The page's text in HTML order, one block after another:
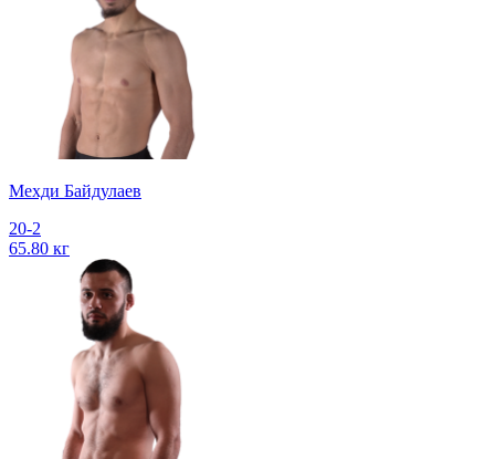
Мехди Байдулаев
20-2
65.80 кг